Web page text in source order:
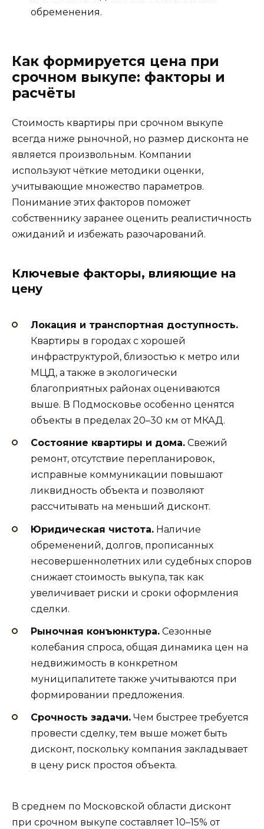
обременения.
Как формируется цена при
срочном выкупе: факторы и
расчёты
Стоимость квартиры при срочном выкупе
всегда ниже рыночной, но размер дисконта не
является произвольным. Компании
используют чёткие методики оценки,
учитывающие множество параметров.
Понимание этих факторов поможет
собственнику заранее оценить реалистичность
ожиданий и избежать разочарований.
Ключевые факторы, влияющие на
цену
Локация и транспортная доступность.
Квартиры в городах с хорошей
инфраструктурой, близостью к метро или
МЦД, а также в экологически
благоприятных районах оцениваются
выше. В Подмосковье особенно ценятся
объекты в пределах 20–30 км от МКАД.
Состояние квартиры и дома. Свежий
ремонт, отсутствие перепланировок,
исправные коммуникации повышают
ликвидность объекта и позволяют
рассчитывать на меньший дисконт.
Юридическая чистота. Наличие
обременений, долгов, прописанных
несовершеннолетних или судебных споров
снижает стоимость выкупа, так как
увеличивает риски и сроки оформления
сделки.
Рыночная конъюнктура. Сезонные
колебания спроса, общая динамика цен на
недвижимость в конкретном
муниципалитете также учитываются при
формировании предложения.
Срочность задачи. Чем быстрее требуется
провести сделку, тем выше может быть
дисконт, поскольку компания закладывает
в цену риск простоя объекта.
В среднем по Московской области дисконт
при срочном выкупе составляет 10–15% от